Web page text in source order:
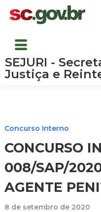
SEJURI -
Justiça e
Concurso Interno
CONCURSO
008/SAP/
AGENTE
8 de setembro de 2020